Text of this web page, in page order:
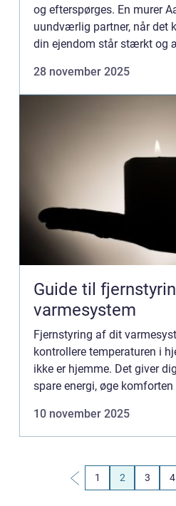
og efterspørges. En murer
uundværlig partner, når det
din ejendom står stærkt og
28 november 2025
Guide til
varmesystem
Fjernstyring af dit
kontrollere temperaturen i
ikke er hjemme. Det giver
spare energi, øge
10 november 2025
1 2 3 4